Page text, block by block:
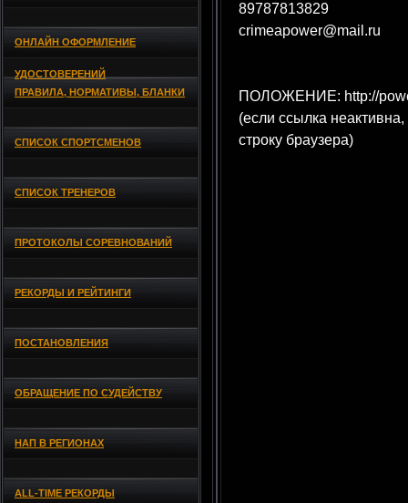
ОНЛАЙН ОФОРМЛЕНИЕ
УДОСТОВЕРЕНИЙ
ПРАВИЛА, НОРМАТИВЫ, БЛАНКИ
СПИСОК СПОРТСМЕНОВ
СПИСОК ТРЕНЕРОВ
ПРОТОКОЛЫ СОРЕВНОВАНИЙ
РЕКОРДЫ И РЕЙТИНГИ
ПОСТАНОВЛЕНИЯ
ОБРАЩЕНИЕ ПО СУДЕЙСТВУ
НАП В РЕГИОНАХ
ALL-TIME РЕКОРДЫ
89787813829
crimeapower@mail.ru
ПОЛОЖЕНИЕ: http://
(если ссылка
строку браузера)